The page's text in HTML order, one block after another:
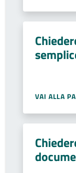
VAI ALLA